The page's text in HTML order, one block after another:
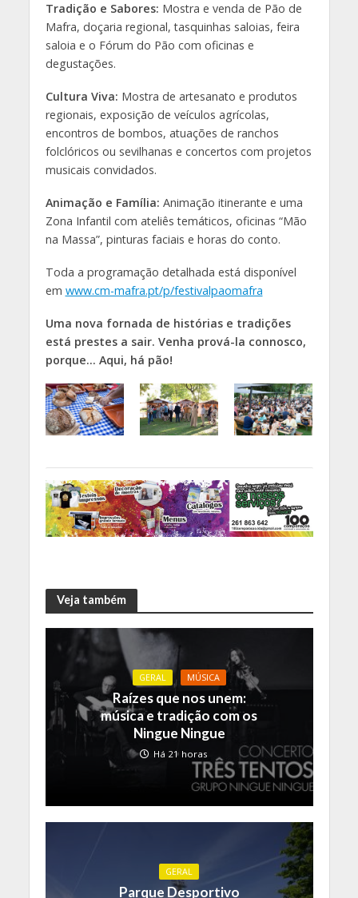
Tradição e Sabores: Mostra e venda de Pão de
Mafra, doçaria regional, tasquinhas saloias, feira
saloia e o Fórum do Pão com oficinas e
degustações.
Cultura Viva: Mostra de artesanato e produtos
regionais, exposição de veículos agrícolas,
encontros de bombos, atuações de ranchos
folclóricos ou sevilhanas e concertos com projetos
musicais convidados.
Animação e Família: Animação itinerante e uma
Zona Infantil com ateliês temáticos, oficinas “Mão
na Massa”, pinturas faciais e horas do conto.
Toda a programação detalhada está disponível
em www.cm-mafra.pt/p/festivalpaomafra
Uma nova fornada de histórias e tradições
está prestes a sair. Venha prová-la connosco,
porque… Aqui, há pão!
Veja também
GERAL MÚSICA
Raízes que nos unem:
música e tradição com os
Ningue Ningue
Há 21 horas
GERAL
Parque Desportivo